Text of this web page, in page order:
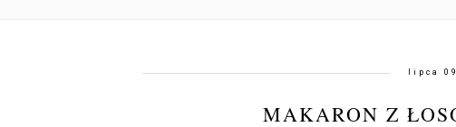
lipca
MAKARON Z